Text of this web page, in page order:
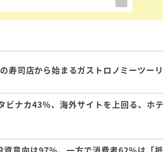
司店から始まるガストロノミーツーリ
ナカ43％、海外サイトを上回る、ホ